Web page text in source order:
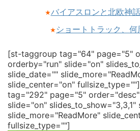
★バイアスロンと北欧神
★ ショートトラック、何
[st-taggroup tag="64" page="5"
orderby="run" slide="on"
slide_date=""
slide_center="on" fullsize_type=""]
tag="292" page="5"
slide="on" slides_to_show="3,3,1"
slide_more="ReadMore"
fullsize_type=""]